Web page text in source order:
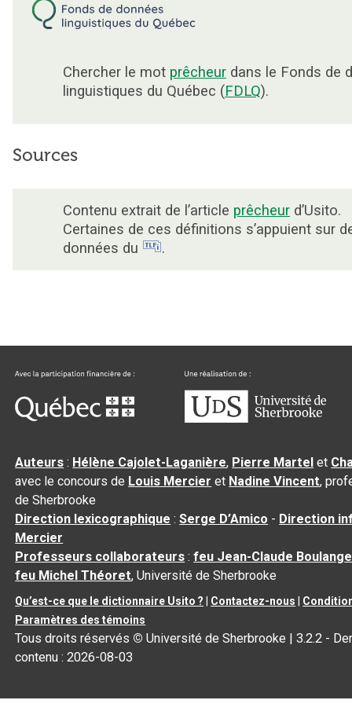
Chercher le mot prêcheur dans le Fonds de
linguistiques du Québec (FDLQ).
Sources
Contenu extrait de l’article prêcheur d’Usito.
Certaines de ces définitions s’appuient sur
données du
.
Auteurs : Hélène Cajolet-Laganière, Pierre Martel et
avec le concours de Louis Mercier et Nadine Vincent,
de Sherbrooke
Direction lexicographique :Serge D’Amico - Direction
Mercier
Professeurs collaborateurs :feu Jean-Claude
feu Michel Théoret, Université de Sherbrooke
Qu’est-ce que le dictionnaire Usito ? Contactez-nous
Paramètres des témoins
Tous droits réservés © Université de Sherbrooke |3.2.2 -
contenu :2026-08-03